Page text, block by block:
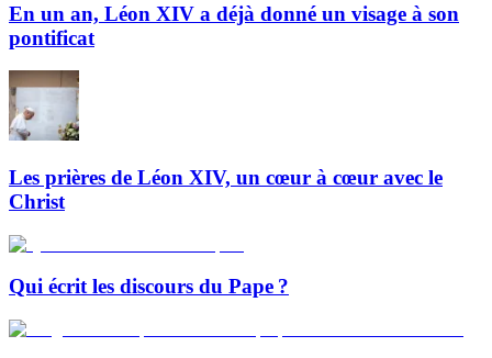
En un an, Léon XIV a déjà donné un visage à son
pontificat
Les prières de Léon XIV, un cœur à cœur avec le
Christ
Qui écrit les discours du Pape ?